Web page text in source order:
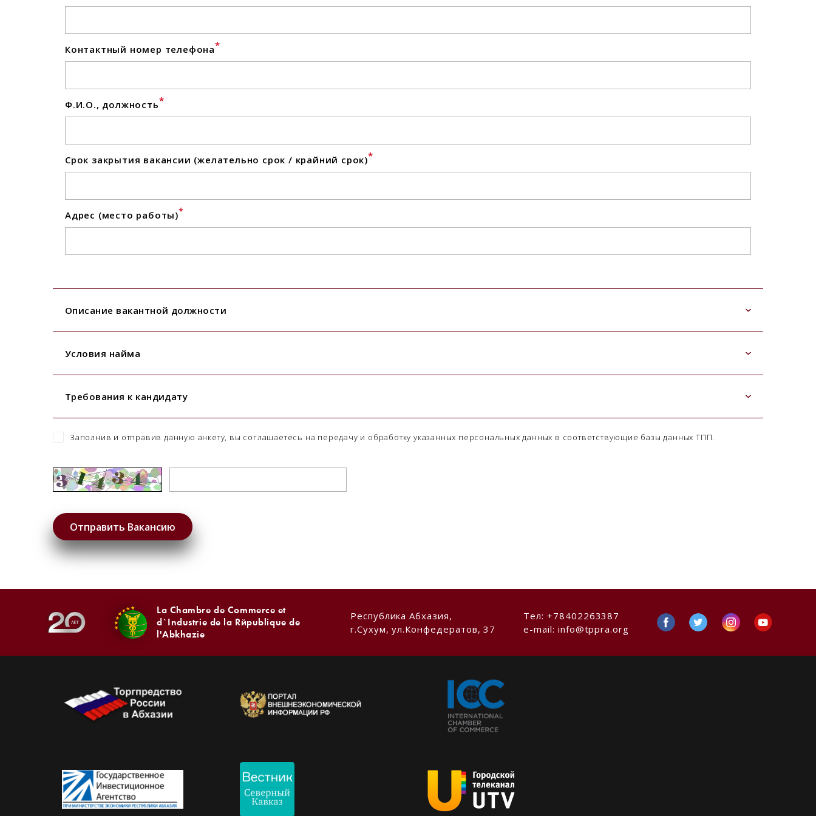
Контактный номер телефона*
Ф.И.О., должность*
Срок закрытия вакансии (желательно срок / крайний срок)*
Адрес (место работы)*
Описание вакантной должности
Условия найма
Требования к кандидату
Заполнив и отправив данную анкету, вы соглашаетесь на передачу и обработку указанных персональных данных в соответствующие базы данных ТПП.
La Chambre de Commerce et
d`Industrie de la République de
l'Abkhazie
Республика Абхазия,
г.Сухум, ул.Конфедератов, 37
Тел: +78402263387
e-mail: info@tppra.org